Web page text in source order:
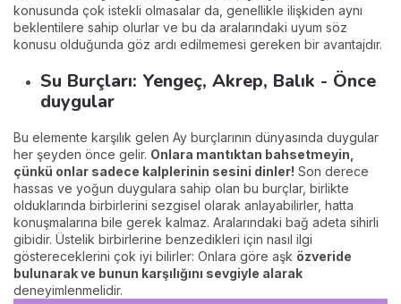
konusunda çok istekli olmasalar da, genellikle ilişkiden aynı
beklentilere sahip olurlar ve bu da aralarındaki uyum söz
konusu olduğunda göz ardı edilmemesi gereken bir avantajdır.
Su Burçları: Yengeç, Akrep, Balık - Önce
duygular
Bu elemente karşılık gelen Ay burçlarının dünyasında duygular
her şeyden önce gelir. Onlara mantıktan bahsetmeyin,
çünkü onlar sadece kalplerinin sesini dinler! Son derece
hassas ve yoğun duygulara sahip olan bu burçlar, birlikte
olduklarında birbirlerini sezgisel olarak anlayabilirler, hatta
konuşmalarına bile gerek kalmaz. Aralarındaki bağ adeta sihirli
gibidir. Üstelik birbirlerine benzedikleri için nasıl ilgi
göstereceklerini çok iyi bilirler: Onlara göre aşk özveride
bulunarak ve bunun karşılığını sevgiyle alarak
deneyimlenmelidir.